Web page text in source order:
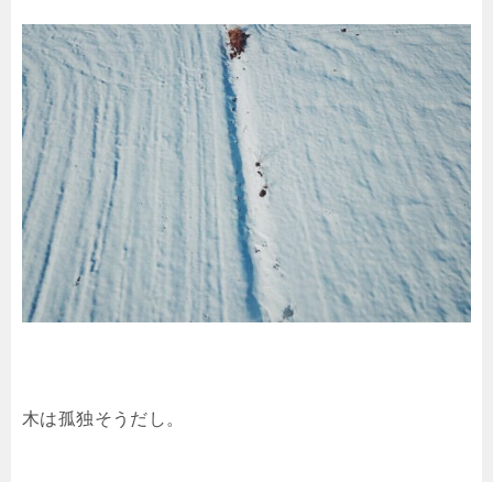
木は孤独そうだし。